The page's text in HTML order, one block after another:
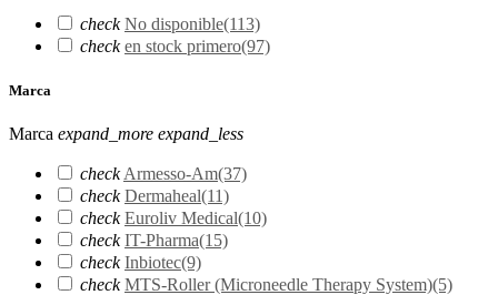
check No disponible(113)
check en stock primero(97)
Marca
Marca expand_more expand_less
check Armesso-Am(37)
check Dermaheal(11)
check Euroliv Medical(10)
check IT-Pharma(15)
check Inbiotec(9)
check MTS-Roller (Microneedle Therapy System)(5)